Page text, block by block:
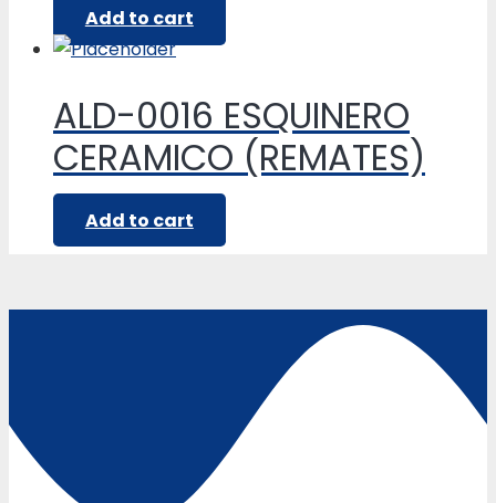
Add to cart
ALD-0016 ESQUINERO
CERAMICO (REMATES)
Add to cart